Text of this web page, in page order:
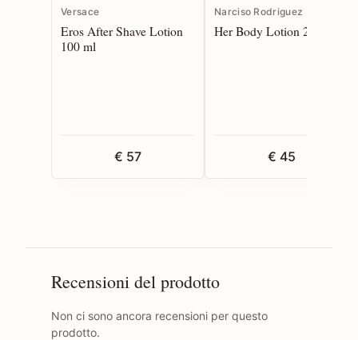
Versace
Eros After Shave Lotion
100 ml
€ 57
Narciso Rodriguez
Her Body Lotion 200 ml
€ 45
Recensioni del prodotto
Non ci sono ancora recensioni per questo
prodotto.